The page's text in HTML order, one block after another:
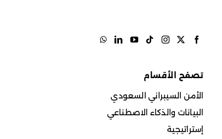
تصفح الأقسام
الأمن السيبراني السعودي
البيانات والذكاء الاصطناعي
إستراتيجية